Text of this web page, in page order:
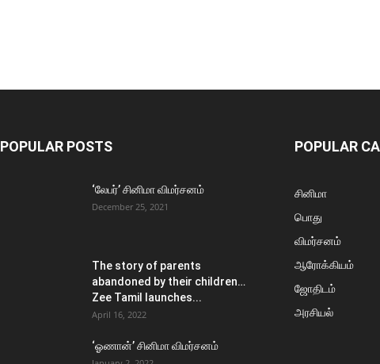
POPULAR POSTS
‘லேபர்’ சினிமா விமர்சனம்
December 25, 2021
The story of parents
abandoned by their children…
Zee Tamil launches...
April 16, 2022
‘ஓணான்’ சினிமா விமர்சனம்
POPULAR
சினிமா
பொது
விமர்சனம்
ஆரோக்கியம்
ஜோதிடம்
அரசியல்